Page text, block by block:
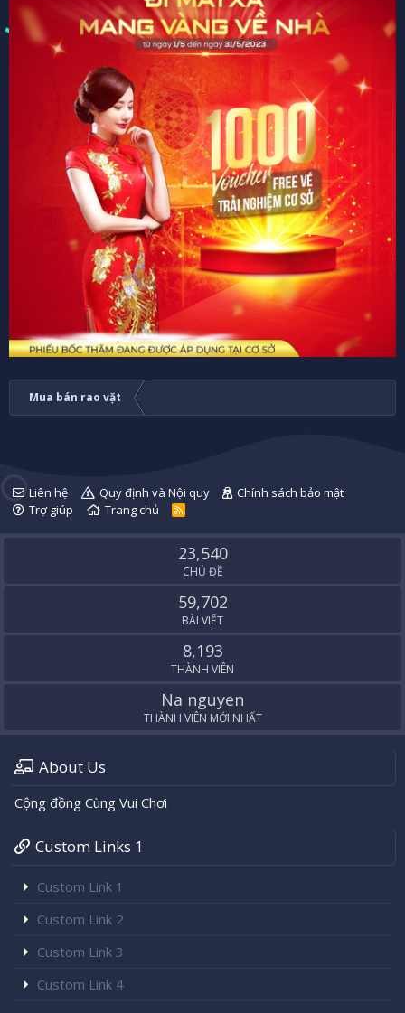
Mua bán rao vặt
Liên hệ Quy định và Nội quy
Chính sách bảo mật
Trợ giúp
Trang chủ
R
S
23,540
CHỦ ĐỀ
59,702
BÀI VIẾT
8,193
THÀNH VIÊN
Na nguyen
THÀNH VIÊN MỚI NHẤT
About Us
Cộng đồng Cùng Vui Chơi
Custom Links 1
Custom Link 1
Custom Link 2
Custom Link 3
Custom Link 4